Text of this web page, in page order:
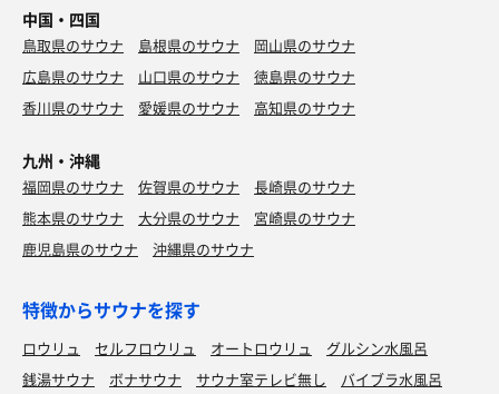
中国・四国
鳥取県のサウナ 島根県のサウナ
岡山県のサウナ
広島県のサウナ
山口県のサウナ
徳島県のサウナ
香川県のサウナ
愛媛県のサウナ 高知県のサウナ
九州・沖縄
福岡県のサウナ 佐賀県のサウナ
長崎県のサウナ
熊本県のサウナ
大分県のサウナ
宮崎県のサウナ
鹿児島県のサウナ
沖縄県のサウナ
特徴からサウナを探す
ロウリュ セルフロウリュ オートロウリュ
グルシン水風呂
銭湯サウナ
ボナサウナ サウナ室テレビ無し
バイブラ水風呂